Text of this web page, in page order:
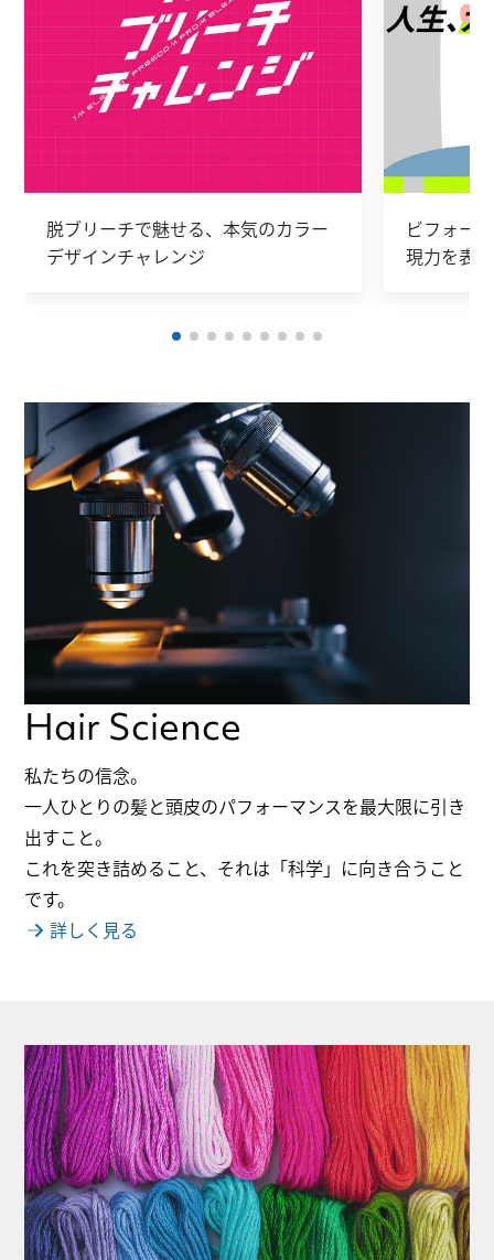
脱ブリーチで魅せる、本気のカラー
デザインチャレンジ
ビフォー
現力を表
Hair Science
私たちの信念。
一人ひとりの髪と頭皮のパフォーマンスを最大限に引き
出すこと。
これを突き詰めること、それは「科学」に向き合うこと
です。
詳しく見る